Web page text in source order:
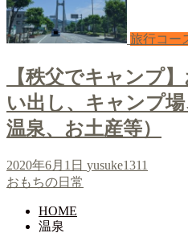
旅行コー
【秩父でキャンプ
い出し、キャンプ場
温泉、お土産等）
2020年6月1日 yusuke1311
おもちの日常
HOME
温泉